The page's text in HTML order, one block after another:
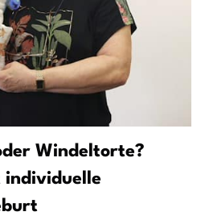
Windeltorte?
individuelle